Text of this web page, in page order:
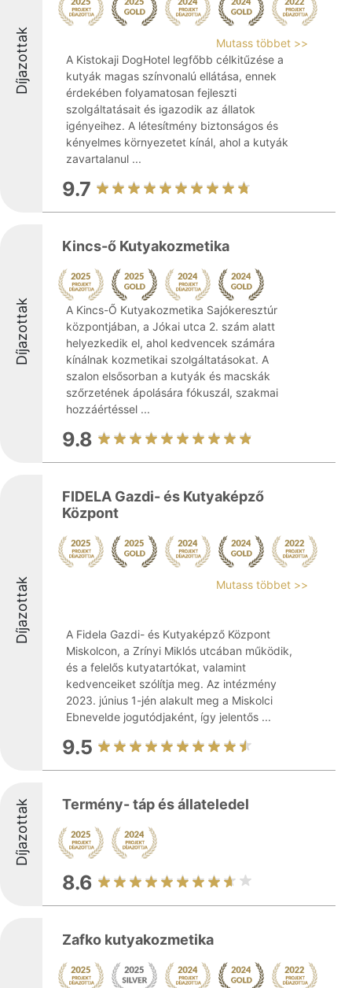
Díjazottak
Mutass többet >>
A Kistokaji DogHotel legfőbb célkitűzése a
kutyák magas színvonalú ellátása, ennek
érdekében folyamatosan fejleszti
szolgáltatásait és igazodik az állatok
igényeihez. A létesítmény biztonságos és
kényelmes környezetet kínál, ahol a kutyák
zavartalanul ...
9.7
Díjazottak
Kincs-ő Kutyakozmetika
A Kincs-Ő Kutyakozmetika Sajókeresztúr
központjában, a Jókai utca 2. szám alatt
helyezkedik el, ahol kedvencek számára
kínálnak kozmetikai szolgáltatásokat. A
szalon elsősorban a kutyák és macskák
szőrzetének ápolására fókuszál, szakmai
hozzáértéssel ...
9.8
Díjazottak
FIDELA Gazdi- és Kutyaképző
Központ
Mutass többet >>
A Fidela Gazdi- és Kutyaképző Központ
Miskolcon, a Zrínyi Miklós utcában működik,
és a felelős kutyatartókat, valamint
kedvenceiket szólítja meg. Az intézmény
2023. június 1-jén alakult meg a Miskolci
Ebnevelde jogutódjaként, így jelentős ...
9.5
Díjazottak Termény- táp és állateledel
8.6
Zafko kutyakozmetika